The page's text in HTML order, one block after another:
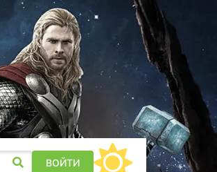
ВОЙТИ